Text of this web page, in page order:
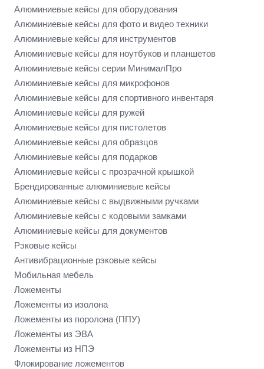
Алюминиевые кейсы для оборудования
Алюминиевые кейсы для фото и видео техники
Алюминиевые кейсы для инструментов
Алюминиевые кейсы для ноутбуков и планшетов
Алюминиевые кейсы серии МинималПро
Алюминиевые кейсы для микрофонов
Алюминиевые кейсы для спортивного инвентаря
Алюминиевые кейсы для ружей
Алюминиевые кейсы для пистолетов
Алюминиевые кейсы для образцов
Алюминиевые кейсы для подарков
Алюминиевые кейсы с прозрачной крышкой
Брендированные алюминиевые кейсы
Алюминиевые кейсы с выдвижными ручками
Алюминиевые кейсы с кодовыми замками
Алюминиевые кейсы для документов
Рэковые кейсы
Антивибрационные рэковые кейсы
Мобильная мебель
Ложементы
Ложементы из изолона
Ложементы из поролона (ППУ)
Ложементы из ЭВА
Ложементы из НПЭ
Флокирование ложементов